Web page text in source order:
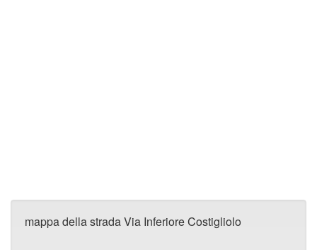
mappa della strada Via Inferiore Costigliolo